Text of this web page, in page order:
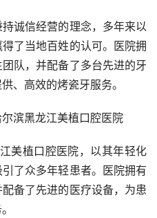
诚信经营的理念，多年来以
了当地百姓的认可。医院拥
队，并配备了多台先进的牙
、高效的烤瓷牙服务。
滨黑龙江美植口腔医院
美植口腔医院，以其年轻化
了众多年轻患者。医院拥有
备了先进的医疗设备，为患